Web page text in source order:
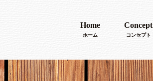
Home
ホーム
Concept
コンセプト